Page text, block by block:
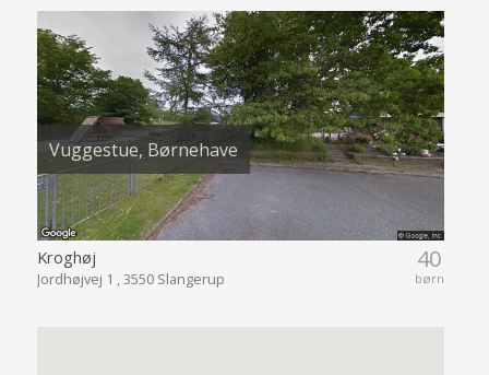
Vuggestue, Børnehave
40
børn
Kroghøj
Jordhøjvej 1 , 3550 Slangerup